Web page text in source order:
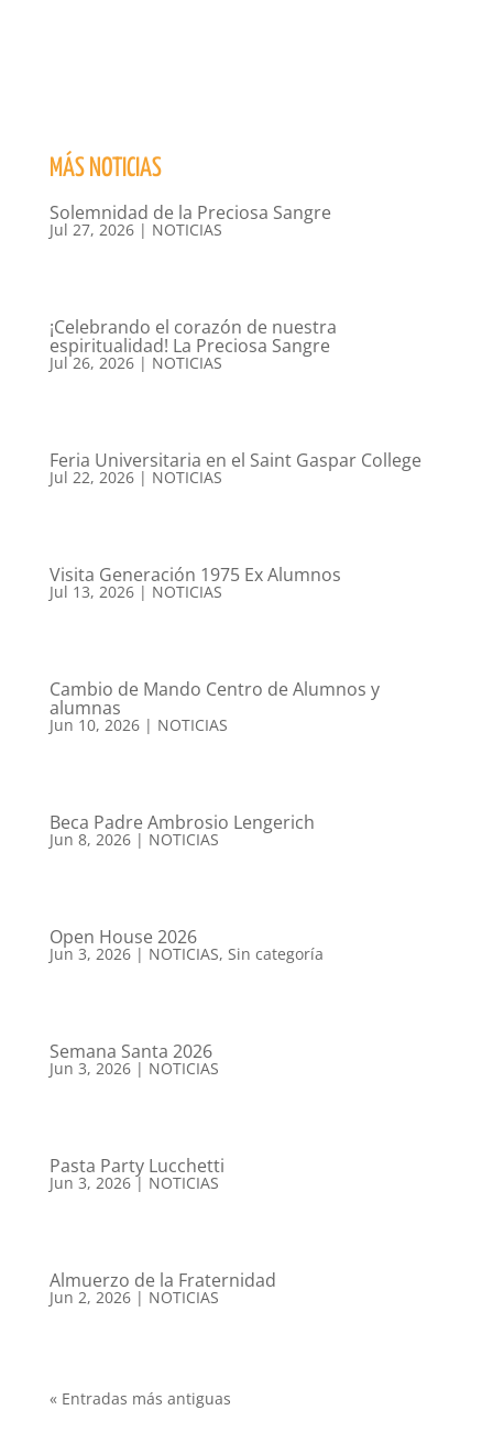
MÁS NOTICIAS
Solemnidad de la Preciosa Sangre
Jul 27, 2026| NOTICIAS
¡Celebrando el corazón de nuestra
espiritualidad! La Preciosa Sangre
Jul 26, 2026| NOTICIAS
Feria Universitaria en el Saint Gaspar College
Jul 22, 2026| NOTICIAS
Visita Generación 1975 Ex Alumnos
Jul 13, 2026| NOTICIAS
Cambio de Mando Centro de Alumnos y
alumnas
Jun 10, 2026| NOTICIAS
Beca Padre Ambrosio Lengerich
Jun 8, 2026| NOTICIAS
Open House 2026
Jun 3, 2026| NOTICIAS, Sin categoría
Semana Santa 2026
Jun 3, 2026| NOTICIAS
Pasta Party Lucchetti
Jun 3, 2026| NOTICIAS
Almuerzo de la Fraternidad
Jun 2, 2026| NOTICIAS
« Entradas más antiguas